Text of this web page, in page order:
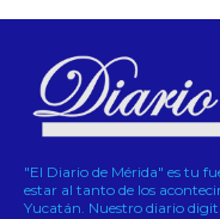
"El Diario de Mérida" es tu
estar al tanto de los
Yucatán. Nuestro diario